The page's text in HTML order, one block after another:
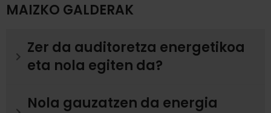
MAIZKO GALDERAK
Zer da auditoretza energetikoa
eta nola egiten da?
Nola gauzatzen da energia